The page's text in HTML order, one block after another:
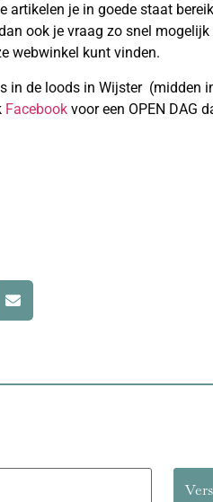
je in goede staat
ook je vraag zo snel
webwinkel kunt vinden.
in de loods in Wijster (midden
Facebook voor een OPEN DAG